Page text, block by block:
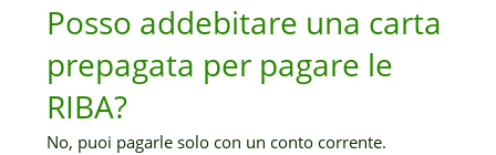
Posso addebitare una carta
prepagata per pagare le
RIBA?
No, puoi pagarle solo con un conto corrente.